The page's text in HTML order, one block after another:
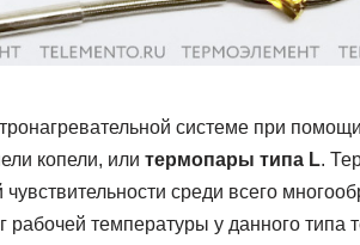
системе при
копели, или термопары типа L.
среди всего
температуры у данного типа